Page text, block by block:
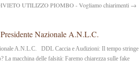
UTILIZZO PIOMBO - Vogliamo chiarimenti →
Nazionale A.N.L.C.
A.N.L.C. DDL Caccia e Audizioni: Il tempo stringe
La macchina delle falsità: Faremo chiarezza sulle fake